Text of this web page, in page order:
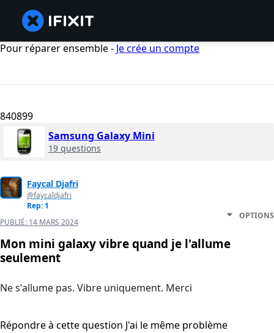
Pour réparer ensemble - Je crée un compte
840899
Samsung Galaxy Mini
19 questions
Faycal Djafri
@faycaldjafri
Rep: 1
PUBLIÉ: 14 MARS 2024
OPTIONS
Mon mini galaxy vibre quand je l'allume
seulement
Ne s'allume pas. Vibre uniquement. Merci
Répondre à cette question J'ai le même problème